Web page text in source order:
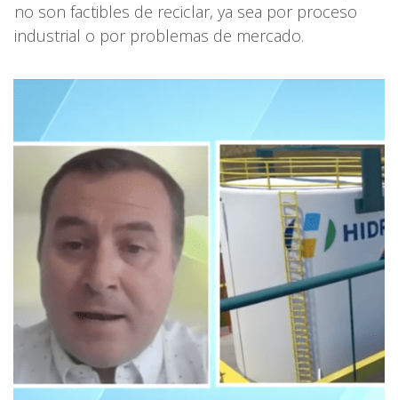
no son factibles de reciclar, ya sea por proceso
industrial o por problemas de mercado.